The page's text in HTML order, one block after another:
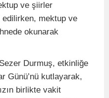
ve şiirler
mektup ve
okunarak
Durmuş, etkinliğe
Günü’nü kutlayarak,
birlikte vakit